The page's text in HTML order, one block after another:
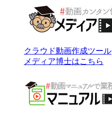
クラウド動画作成ツール
メディア博士はこちら